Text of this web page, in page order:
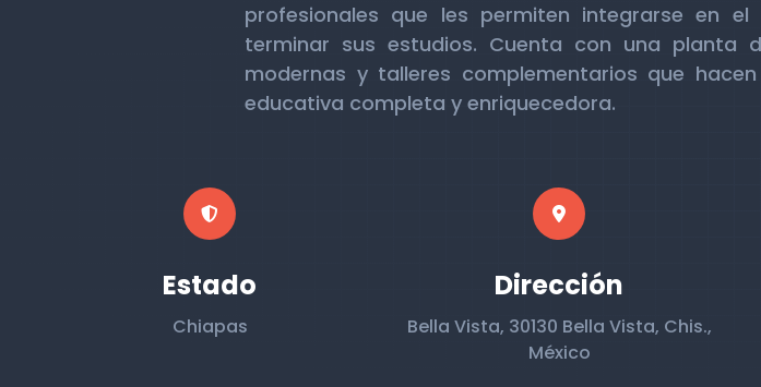
profesionales que les permiten integrarse en
terminar sus estudios. Cuenta con una planta
modernas y talleres complementarios que
educativa completa y enriquecedora.
Estado
Chiapas
Dirección
Bella Vista, 30130 Bella Vista, Chis.,
México